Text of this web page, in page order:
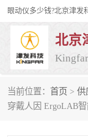
北京
当前位置： 首页 > 供
穿戴人因 ErgoLAB
皮电仪